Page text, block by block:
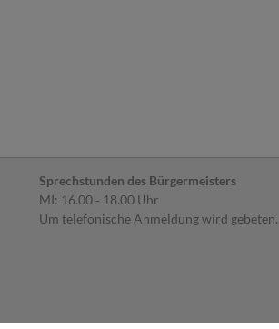
Sprechstunden des Bürgermeisters
MI: 16.00 ‐ 18.00 Uhr
Um telefonische Anmeldung wird gebeten.